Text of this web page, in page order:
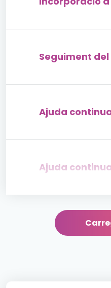
Seguiment
Ajuda
Ajuda